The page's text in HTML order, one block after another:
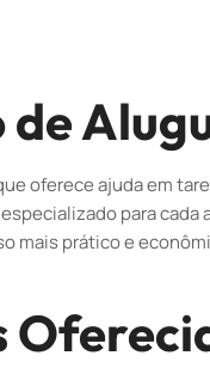
oferece ajuda em
para
mais prático e